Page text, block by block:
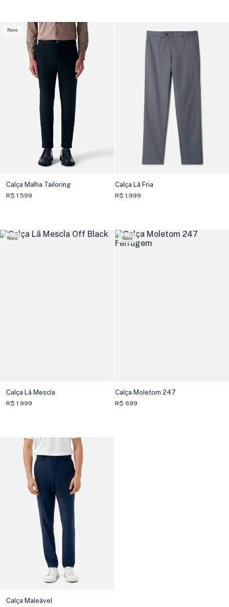
Novo
Calça Malha Tailoring
R$ 1.599
Calça Lã Fria
R$ 1.999
Novo
Calça Lã Mescla
R$ 1.999
Novo
Calça Moletom 247
R$ 699
Calça Maleável